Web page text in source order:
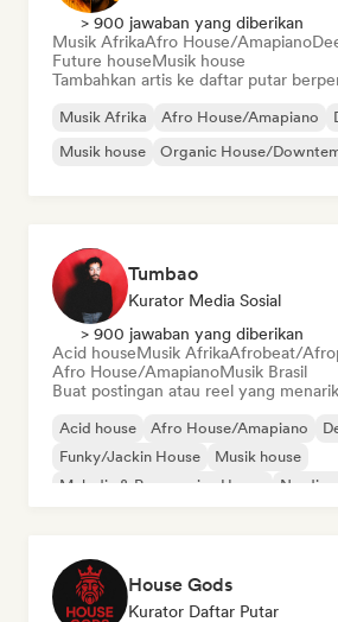
> 900 jawaban yang diberikan
Musik AfrikaAfro House/Amapiano
Future houseMusik house
Tambahkan artis ke daftar putar
Musik Afrika Afro House/Amapiano
Musik house
Organic House/
Tumbao
Kurator Media Sosial
> 900 jawaban yang diberikan
Acid houseMusik AfrikaAfrobeat/
Afro House/AmapianoMusik Brasil
Buat postingan atau reel yang
Acid house Afro House/Amapiano
Funky/Jackin House
Musik house
Melodic & Progressive House
Nu-
House Gods
Kurator Daftar Putar